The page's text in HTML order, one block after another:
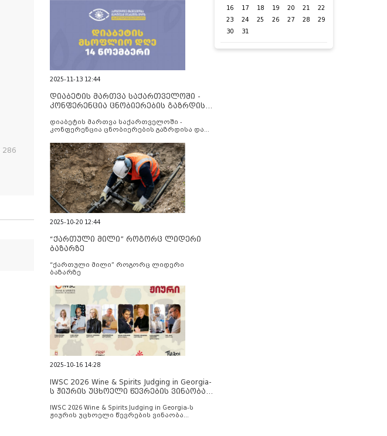
286
2025-11-13 12:44
დიაბეტის მართვა საქართველოში -
კონფერენცია ცნობიერების გაზრდისა
დიაბეტის მართვა საქართველოში -
კონფერენცია ცნობიერების გაზრდისა და
2025-10-20 12:44
“ქართული მილი” როგორც ლიდერი
ბაზარზე
“ქართული მილი” როგორც ლიდერი
ბაზარზე
2025-10-16 14:28
IWSC 2026 Wine & Spirits Judging in Georgia-
ს ჟიურის უცხოელი წევრების ვინაობა
IWSC 2026 Wine & Spirits Judging in Georgia-ს
ჟიურის უცხოელი წევრების ვინაობა
16
17 18 19 20 21
22
23
24 25 26 27 28
29
30
31